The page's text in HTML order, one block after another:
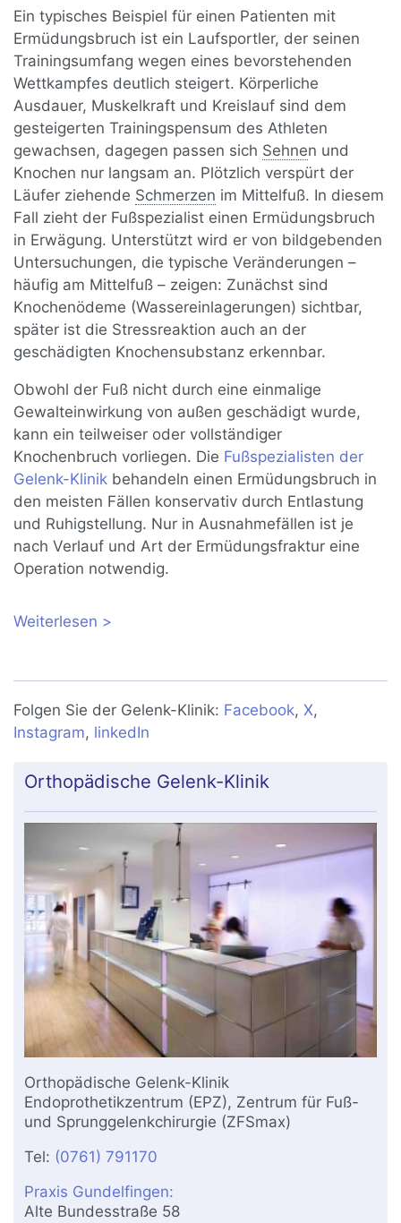
Ein typisches Beispiel für einen Patienten mit
Ermüdungsbruch ist ein Laufsportler, der seinen
Trainingsumfang wegen eines bevorstehenden
Wettkampfes deutlich steigert. Körperliche
Ausdauer, Muskelkraft und Kreislauf sind dem
gesteigerten Trainingspensum des Athleten
gewachsen, dagegen passen sich Sehnen und
Knochen nur langsam an. Plötzlich verspürt der
Läufer ziehende Schmerzen im Mittelfuß. In diesem
Fall zieht der Fußspezialist einen Ermüdungsbruch
in Erwägung. Unterstützt wird er von bildgebenden
Untersuchungen, die typische Veränderungen –
häufig am Mittelfuß – zeigen: Zunächst sind
Knochenödeme (Wassereinlagerungen) sichtbar,
später ist die Stressreaktion auch an der
geschädigten Knochensubstanz erkennbar.
Obwohl der Fuß nicht durch eine einmalige
Gewalteinwirkung von außen geschädigt wurde,
kann ein teilweiser oder vollständiger
Knochenbruch vorliegen. Die Fußspezialisten der
Gelenk-Klinik behandeln einen Ermüdungsbruch in
den meisten Fällen konservativ durch Entlastung
und Ruhigstellung. Nur in Ausnahmefällen ist je
nach Verlauf und Art der Ermüdungsfraktur eine
Operation notwendig.
Weiterlesen über Ermüdungsbruch im Fuß:
Folgen Sie der Gelenk-Klinik: Facebook,X,
Instagram, linkedIn
Orthopädische Gelenk-Klinik
Orthopädische Gelenk-Klinik
Endoprothetikzentrum (EPZ), Zentrum für Fuß-
und Sprunggelenkchirurgie (ZFSmax)
Tel: (0761) 791170
Praxis Gundelfingen:
Alte Bundesstraße 58